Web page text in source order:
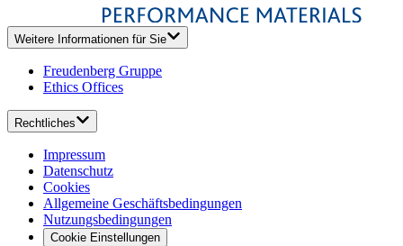
Weitere Informationen für Sie
Freudenberg Gruppe
Ethics Offices
Rechtliches
Impressum
Datenschutz
Cookies
Allgemeine Geschäftsbedingungen
Nutzungsbedingungen
Cookie Einstellungen